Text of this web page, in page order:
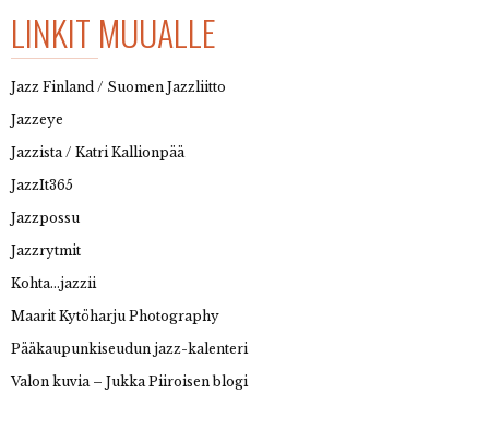
LINKIT MUUALLE
Jazz Finland / Suomen Jazzliitto
Jazzeye
Jazzista / Katri Kallionpää
JazzIt365
Jazzpossu
Jazzrytmit
Kohta…jazzii
Maarit Kytöharju Photography
Pääkaupunkiseudun jazz-kalenteri
Valon kuvia – Jukka Piiroisen blogi